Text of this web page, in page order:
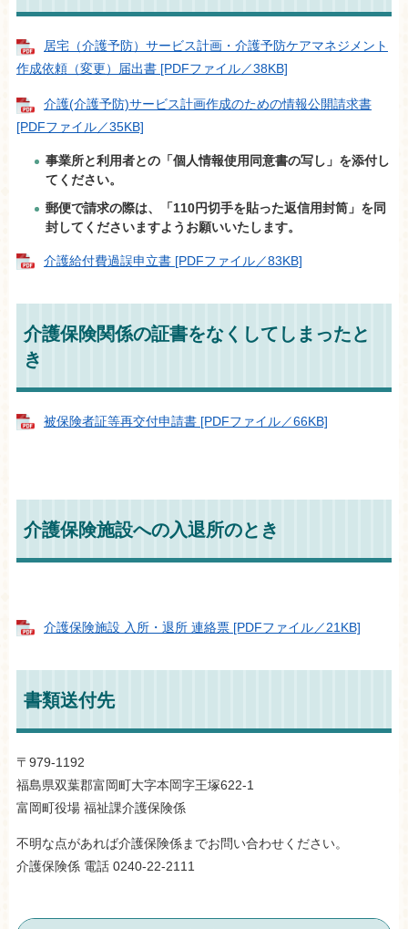
居宅（介護予防）サービス計画・介護予防ケアマネジメント
作成依頼（変更）届出書 [PDFファイル／38KB]
介護(介護予防)サービス計画作成のための情報公開請求書
[PDFファイル／35KB]
事業所と利用者との「個人情報使用同意書の写し」を添付し
てください。
郵便で請求の際は、「110円切手を貼った返信用封筒」を同
封してくださいますようお願いいたします。
介護給付費過誤申立書 [PDFファイル／83KB]
介護保険関係の証書をなくしてしまったと
き
被保険者証等再交付申請書 [PDFファイル／66KB]
介護保険施設への入退所のとき
介護保険施設 入所・退所 連絡票 [PDFファイル／21KB]
書類送付先
〒979-1192
福島県双葉郡富岡町大字本岡字王塚622-1
富岡町役場 福祉課介護保険係
不明な点があれば介護保険係までお問い合わせください。
介護保険係 電話 0240-22-2111